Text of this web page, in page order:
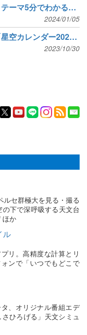
星ナビ2月号は特別付録「1テーマ5分でわかる！天体画像処理2」と「チリ・リモート天文台」
2024/01/05
星ナビ12月号は特別付録「星空カレンダー2024」と「リモート天文台で天体写真撮影」
2023/10/30
ルセ群極大を見る・撮る
下で深呼吸する天文台
ほか
ル
リ。高精度な計算とリ
ンで「いつでもどこで
、オリジナル番組エデ
ひろげる」天文シミュ